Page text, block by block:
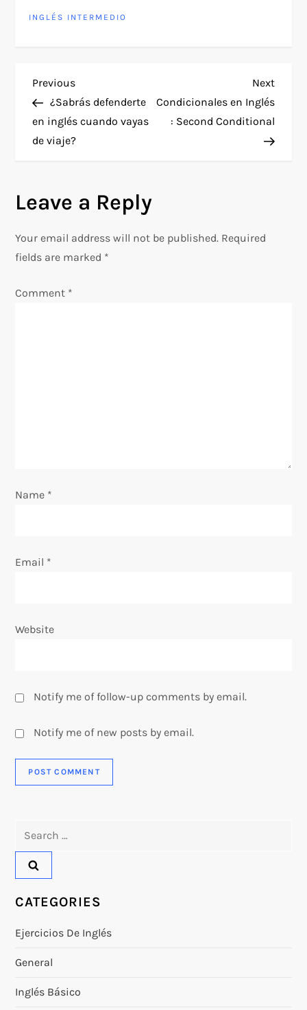
INGLÉS INTERMEDIO
P
o
s
n
a
n
Previous
Post
Previous
¿Sabrás defenderte
en inglés cuando vayas
de viaje?
Next
Post
Next
Condicionales en Inglés
: Second Conditional
Leave a Reply
Your email address will not be published. Required
fields are marked *
Comment *
Name *
Email *
Website
Notify me of follow-up comments by email.
Notify me of new posts by email.
CATEGORIES
Ejercicios De Inglés
General
Inglés Básico